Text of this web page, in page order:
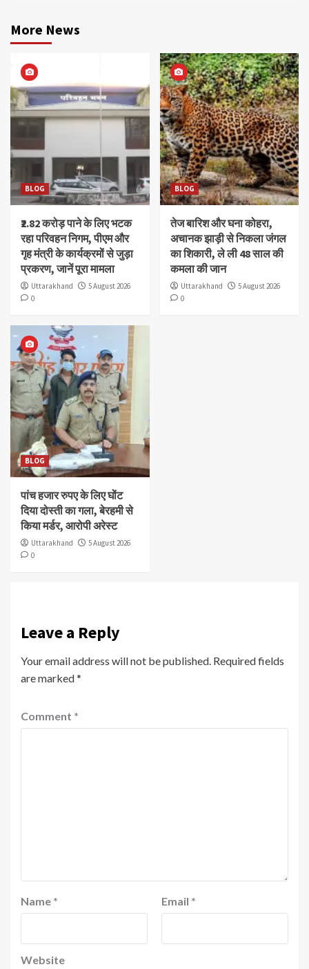
More News
BLOG
₹2.82 करोड़ पाने के लिए भटक
रहा परिवहन निगम, पीएम और
गृह मंत्री के कार्यक्रमों से जुड़ा
प्रकरण, जानें पूरा मामला
Uttarakhand
5 August 2026
0
BLOG
तेज बारिश और घना कोहरा,
अचानक झाड़ी से निकला जंगल
का शिकारी, ले ली 48 साल की
कमला की जान
Uttarakhand
5 August 2026
0
BLOG
पांच हजार रुपए के लिए घोंट
दिया दोस्ती का गला, बेरहमी से
किया मर्डर, आरोपी अरेस्ट
Uttarakhand
5 August 2026
0
Leave a Reply
Your email address will not be published. Required fields
are marked*
Comment *
Name * Email *
Website